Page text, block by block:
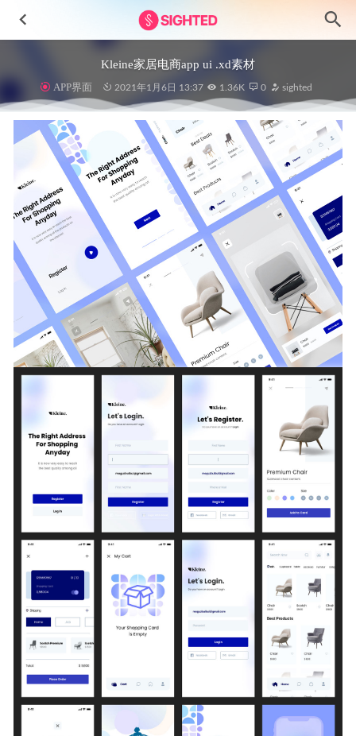
Kleine家居电商app ui .xd素材
APP界面 2021年1月6日 13:37 1.36K 0 sighted
Delivery Courier-送货快递员3D角色插画设计素材
2024-11-
30
Crypto Web3加密货币app界面设计Figma素材
2023-04-27
Square简约高级企业网站UI设计模板 2023-05-16
BookWorms电子书应用程序UI设计
2023-07-21
社交app feed 直播页面UI .xd素材